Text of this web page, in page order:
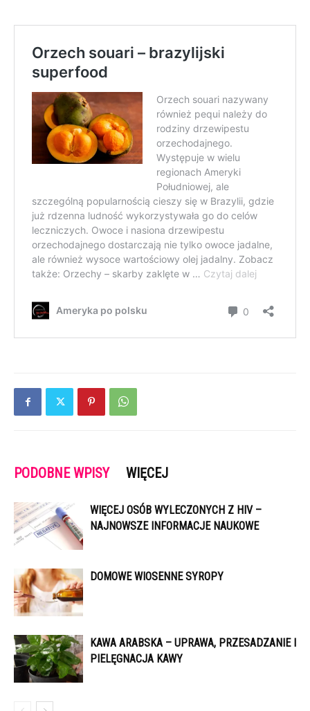
PODOBNE WPISY WIĘCEJ
WIĘCEJ OSÓB WYLECZONYCH Z HIV –
NAJNOWSZE INFORMACJE NAUKOWE
DOMOWE WIOSENNE SYROPY
KAWA ARABSKA – UPRAWA, PRZESADZANIE I
PIELĘGNACJA KAWY